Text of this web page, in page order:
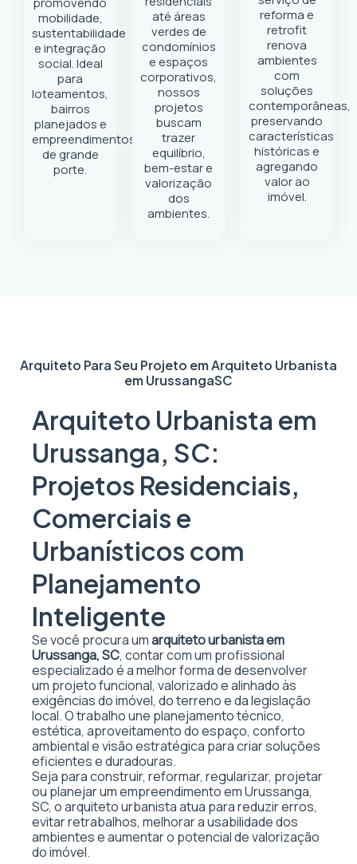
mobilidade,
sustentabilidade
e integração
social. Ideal
para
loteamentos,
bairros
planejados e
empreendimentos
de grande
porte.
até áreas
verdes de
condomínios
e espaços
corporativos,
nossos
projetos
buscam
trazer
equilíbrio,
bem-estar e
valorização
dos
ambientes.
reforma e
retrofit
renova
ambientes
com
soluções
contemporâneas,
preservando
características
históricas e
agregando
valor ao
imóvel.
Arquiteto Para Seu Projeto emArquiteto Urbanista
em UrussangaSC
Arquiteto Urbanista em
Urussanga, SC:
Projetos Residenciais,
Comerciais e
Urbanísticos com
Planejamento
Inteligente
Se você procura umarquiteto urbanista em
Urussanga, SC, contar com um profissional
especializado é a melhor forma de desenvolver
um projeto funcional, valorizado e alinhado às
exigências do imóvel, do terreno e da legislação
local. O trabalho une planejamento técnico,
estética, aproveitamento do espaço, conforto
ambiental e visão estratégica para criar soluções
eficientes e duradouras.
Seja para construir, reformar, regularizar, projetar
ou planejar um empreendimento em Urussanga,
SC, o arquiteto urbanista atua para reduzir erros,
evitar retrabalhos, melhorar a usabilidade dos
ambientes e aumentar o potencial de valorização
do imóvel.